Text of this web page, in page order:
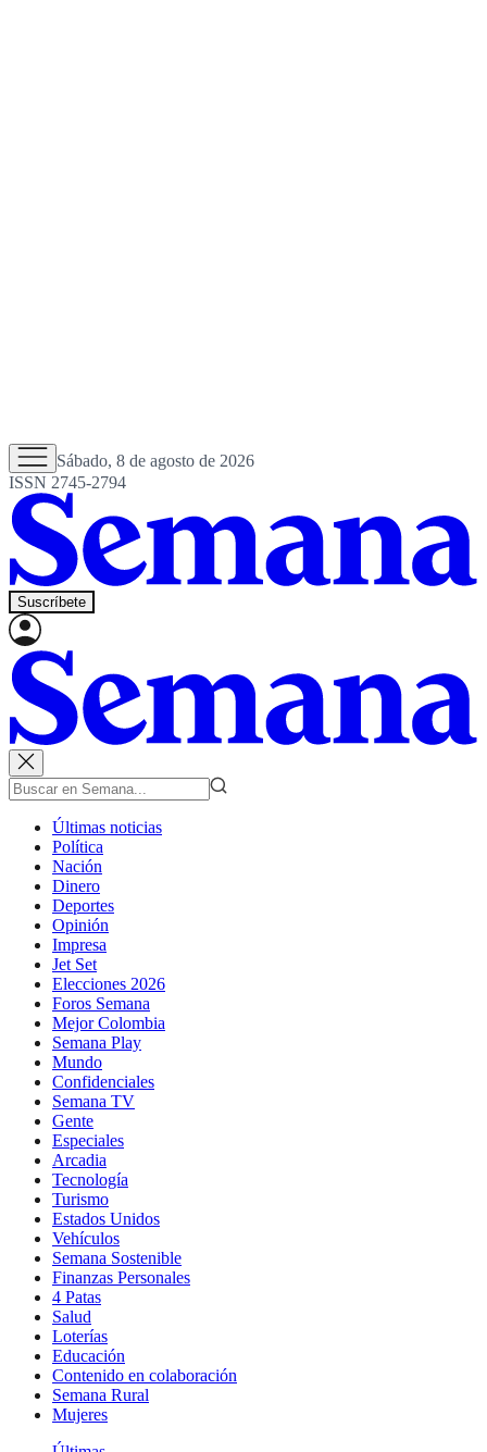
Sábado, 8 de agosto de 2026
ISSN 2745-2794
Suscríbete
Últimas noticias
Política
Nación
Dinero
Deportes
Opinión
Impresa
Jet Set
Elecciones 2026
Foros Semana
Mejor Colombia
Semana Play
Mundo
Confidenciales
Semana TV
Gente
Especiales
Arcadia
Tecnología
Turismo
Estados Unidos
Vehículos
Semana Sostenible
Finanzas Personales
4 Patas
Salud
Loterías
Educación
Contenido en colaboración
Semana Rural
Mujeres